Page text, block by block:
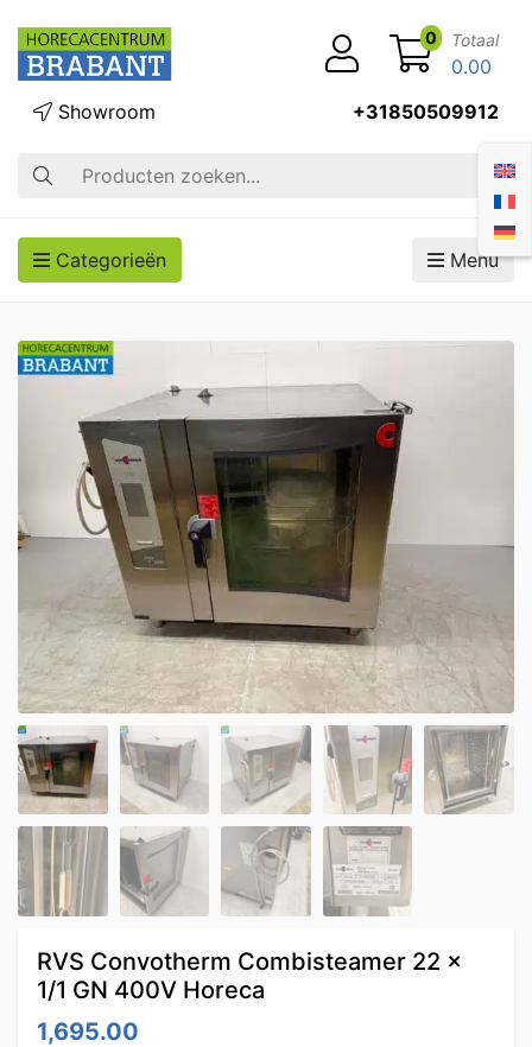
Zoek op
Showroom +31850509912
0 Totaal
0.00
Categorieën Menu
RVS Convotherm Combisteamer 22 x
1/1 GN 400V Horeca
1,695.00